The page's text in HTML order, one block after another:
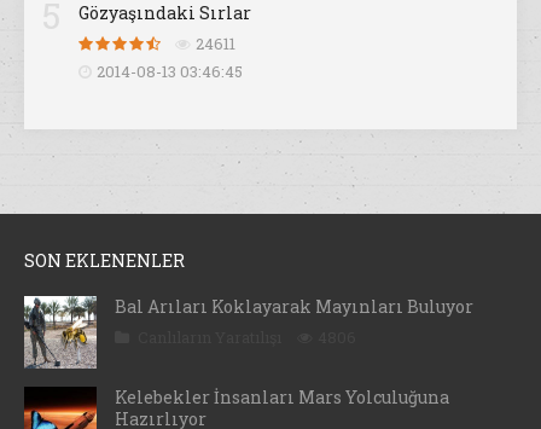
Gözyaşındaki Sırlar
24611
2014-08-13 03:46:45
SON EKLENENLER
Bal Arıları Koklayarak Mayınları Buluyor
Kelebekler İnsanları Mars Yolculuğuna
Hazırlıyor